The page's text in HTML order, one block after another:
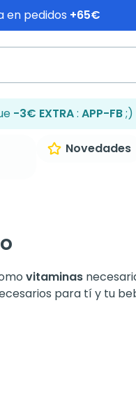
en pedidos +65€
-3€ EXTRA: APP-FB;)
Novedades
vitaminas
para tí y tu